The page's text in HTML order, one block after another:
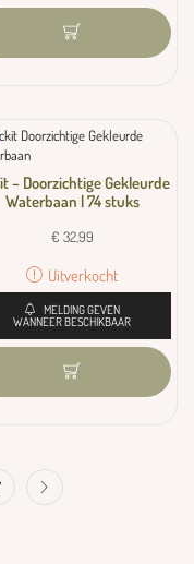
– Doorzichtige Gekleurde
Waterbaan | 74 stuks
€ 32,99
Uitverkocht
MELDING GEVEN
WANNEER BESCHIKBAAR